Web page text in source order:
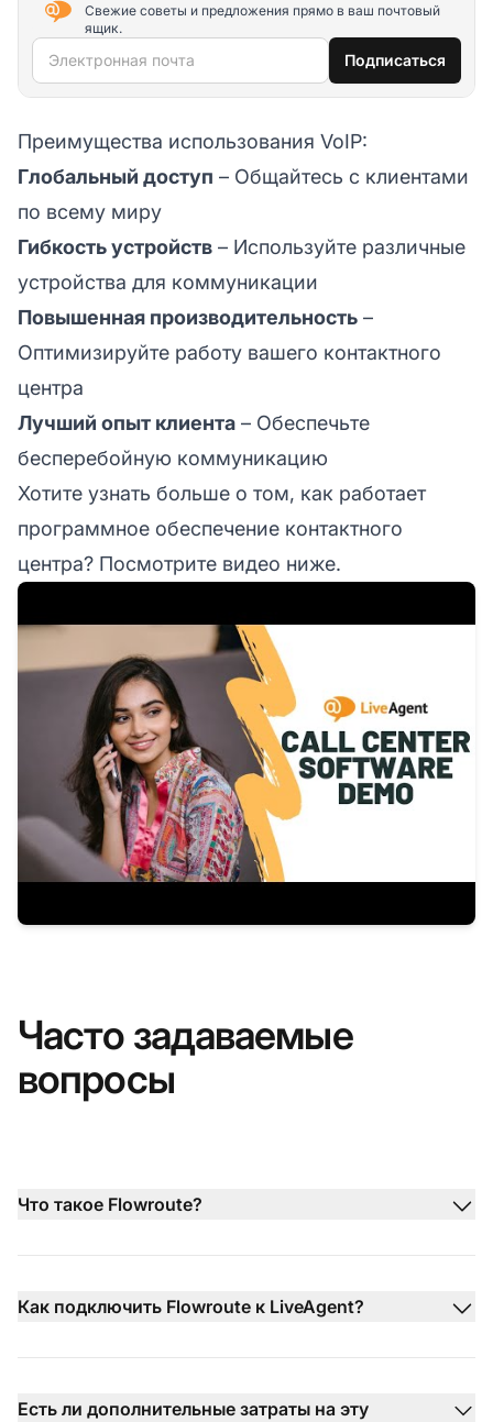
Свежие советы и предложения прямо в ваш почтовый
ящик.
Электронная почта Подписаться
Преимущества использования VoIP:
Глобальный доступ – Общайтесь с клиентами
по всему миру
Гибкость устройств – Используйте различные
устройства для коммуникации
Повышенная производительность –
Оптимизируйте работу вашего контактного
центра
Лучший опыт клиента – Обеспечьте
бесперебойную коммуникацию
Хотите узнать больше о том, как работает
программное обеспечение контактного
центра? Посмотрите видео ниже.
Часто задаваемые
вопросы
Что такое Flowroute?
Как подключить Flowroute к LiveAgent?
Есть ли дополнительные затраты на эту